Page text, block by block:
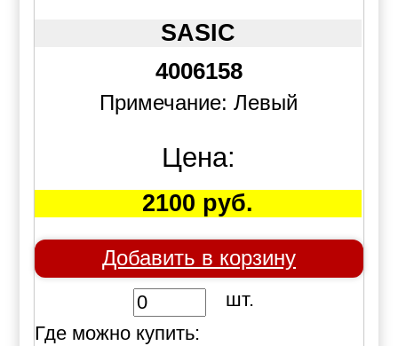
SASIC
4006158
Примечание: Левый
Цена:
2100 руб.
Добавить в корзину
шт.
Где можно купить: